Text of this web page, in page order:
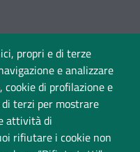
propri e di terze
e analizzare
di profilazione e
terzi per mostrare
attività di
rifiutare i cookie non